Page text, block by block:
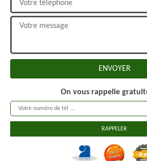
On vous rappelle